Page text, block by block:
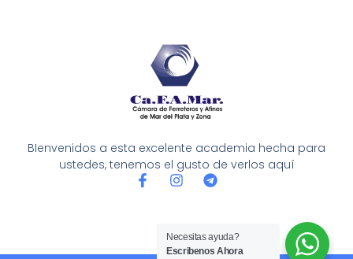
BIenvenidos a esta excelente academia hecha para
ustedes, tenemos el gusto de verlos aquí
F
I
a
g
T
g
r
Necesitas ayuda?
Escribenos Ahora